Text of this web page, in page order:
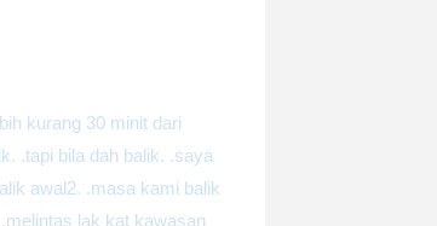
kurang 30 minit dari
.tapi bila dah balik. .saya
awal2. .masa kami balik
lak kat kawasan